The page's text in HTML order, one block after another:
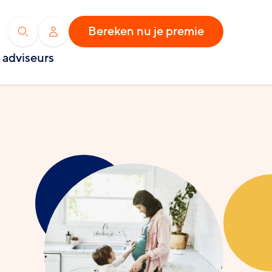
ZoekenInloggenBereken nu je premie